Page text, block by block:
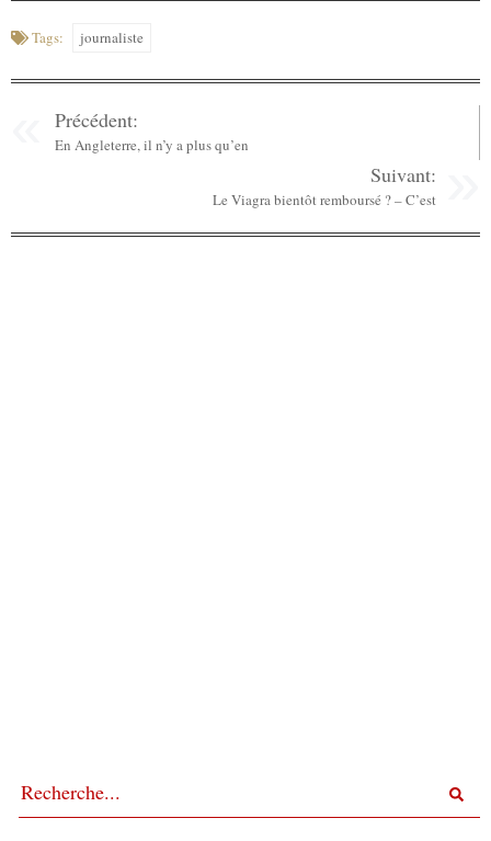
Tags: journaliste
Précédent:
En Angleterre, il n’y a plus qu’en
Suivant:
Le Viagra bientôt remboursé ? – C’est